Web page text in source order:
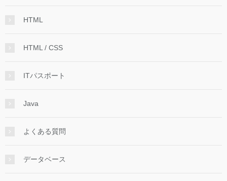
HTML
HTML / CSS
ITパスポート
Java
よくある質問
データベース